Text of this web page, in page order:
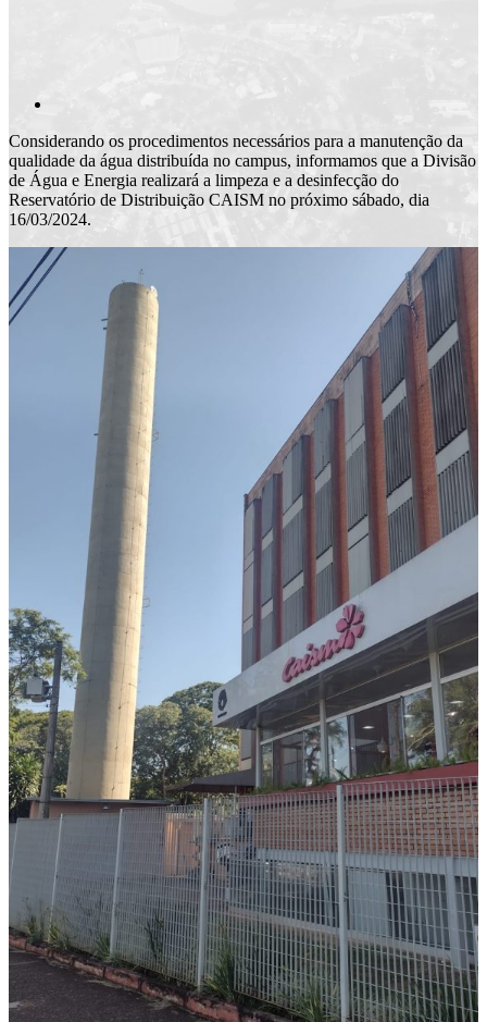
Considerando os procedimentos necessários para a manutenção da
qualidade da água distribuída no campus, informamos que a Divisão
de Água e Energia realizará a limpeza e a desinfecção do
Reservatório de Distribuição CAISM no próximo sábado, dia
16/03/2024.